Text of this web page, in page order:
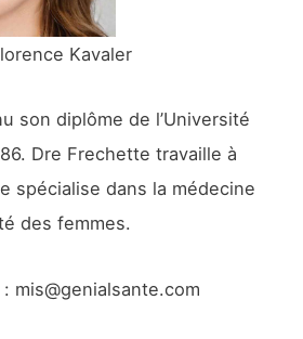
Kavaler
son diplôme de l’Université
Dre Frechette travaille à
spécialise dans la médecine
des femmes.
mis@genialsante.com